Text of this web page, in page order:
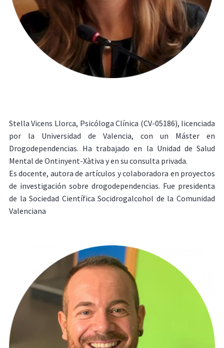
Stella Vicens Llorca, Psicóloga Clínica (CV-05186), licenciada
por la Universidad de Valencia, con un Máster en
Drogodependencias. Ha trabajado en la Unidad de Salud
Mental de Ontinyent-Xàtiva y en su consulta privada.
Es docente, autora de artículos y colaboradora en proyectos
de investigación sobre drogodependencias. Fue presidenta
de la Sociedad Científica Socidrogalcohol de la Comunidad
Valenciana